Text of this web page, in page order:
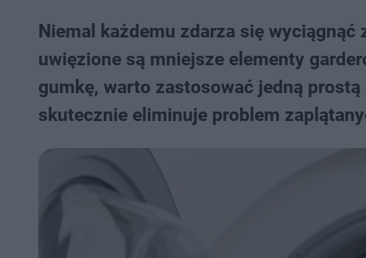
Niemal każdemu zdarza się
uwięzione są mniejsze elementy
gumkę, warto zastosować jedną prostą
skutecznie eliminuje problem